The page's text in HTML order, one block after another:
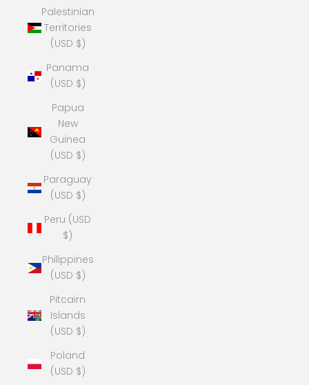
Palestinian
Territories
(USD $)
Panama
(USD $)
Papua
New
Guinea
(USD $)
Paraguay
(USD $)
Peru (USD
$)
Philippines
(USD $)
Pitcairn
Islands
(USD $)
Poland
(USD $)